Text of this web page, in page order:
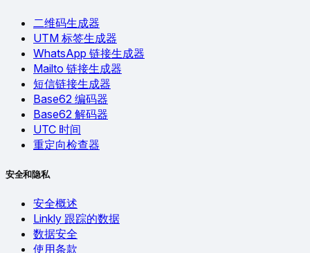
二维码生成器
UTM 标签生成器
WhatsApp 链接生成器
Mailto 链接生成器
短信链接生成器
Base62 编码器
Base62 解码器
UTC 时间
重定向检查器
安全和隐私
安全概述
Linkly 跟踪的数据
数据安全
使用条款